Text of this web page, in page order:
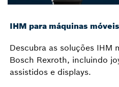
IHM para máquinas móveis
Descubra as soluções IHM
Bosch Rexroth, incluindo
assistidos e displays.